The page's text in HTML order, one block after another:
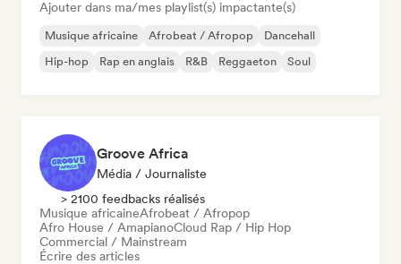
Ajouter dans ma/mes playlist(s) impactante(s)
Musique africaine Afrobeat / Afropop
Dancehall
Hip-hop
Rap en anglais R&B Reggaeton Soul
Groove Africa
Média / Journaliste
> 2100 feedbacks réalisés
Musique africaineAfrobeat / Afropop
Afro House / AmapianoCloud Rap / Hip Hop
Commercial / Mainstream
Écrire des articles